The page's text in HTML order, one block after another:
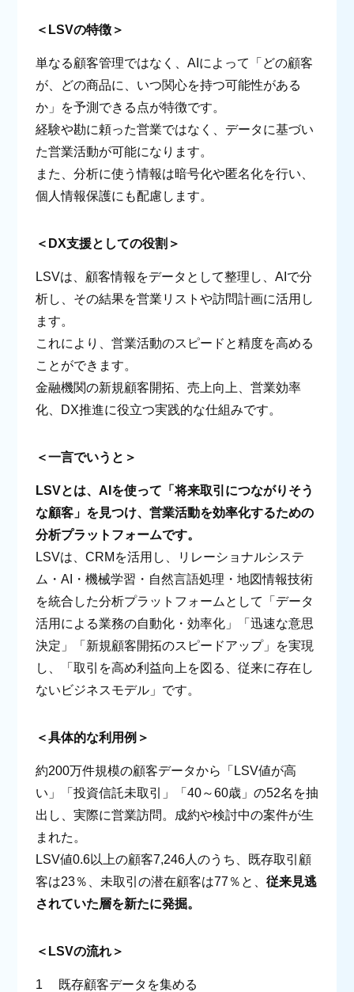
＜LSVの特徴＞
単なる顧客管理ではなく、AIによって「どの顧客
が、どの商品に、いつ関心を持つ可能性がある
か」を予測できる点が特徴です。
経験や勘に頼った営業ではなく、データに基づい
た営業活動が可能になります。
また、分析に使う情報は暗号化や匿名化を行い、
個人情報保護にも配慮します。
＜DX支援としての役割＞
LSVは、顧客情報をデータとして整理し、AIで分
析し、その結果を営業リストや訪問計画に活用し
ます。
これにより、営業活動のスピードと精度を高める
ことができます。
金融機関の新規顧客開拓、売上向上、営業効率
化、DX推進に役立つ実践的な仕組みです。
＜一言でいうと＞
LSVとは、AIを使って「将来取引につながりそう
な顧客」を見つけ、営業活動を効率化するための
分析プラットフォームです。
LSVは、CRMを活用し、リレーショナルシステ
ム・AI・機械学習・自然言語処理・地図情報技術
を統合した分析プラットフォームとして「データ
活用による業務の自動化・効率化」「迅速な意思
決定」「新規顧客開拓のスピードアップ」を実現
し、「取引を高め利益向上を図る、従来に存在し
ないビジネスモデル」です。
＜具体的な利用例＞
約200万件規模の顧客データから「LSV値が高
い」「投資信託未取引」「40～60歳」の52名を抽
出し、実際に営業訪問。成約や検討中の案件が生
まれた。
LSV値0.6以上の顧客7,246人のうち、既存取引顧
客は23％、未取引の潜在顧客は77％と、 従来見逃
されていた層を新たに発掘。
＜LSVの流れ＞
1 既存顧客データを集める